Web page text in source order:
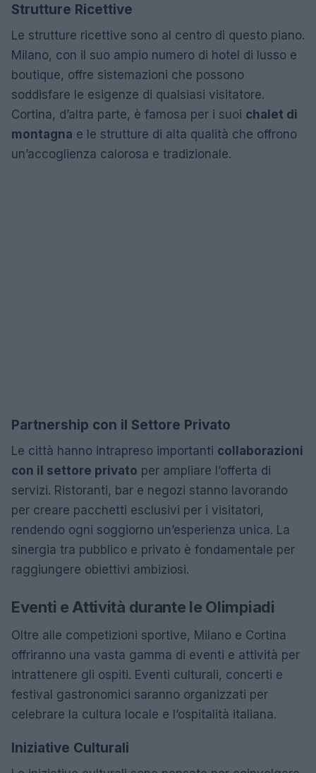
Strutture Ricettive
Le strutture ricettive sono al centro di questo piano.
Milano, con il suo ampio numero di hotel di lusso e
boutique, offre sistemazioni che possono
soddisfare le esigenze di qualsiasi visitatore.
Cortina, d’altra parte, è famosa per i suoi chalet di
montagna e le strutture di alta qualità che offrono
un’accoglienza calorosa e tradizionale.
Partnership con il Settore Privato
Le città hanno intrapreso importanti collaborazioni
con il settore privato per ampliare l’offerta di
servizi. Ristoranti, bar e negozi stanno lavorando
per creare pacchetti esclusivi per i visitatori,
rendendo ogni soggiorno un’esperienza unica. La
sinergia tra pubblico e privato è fondamentale per
raggiungere obiettivi ambiziosi.
Eventi e Attività durante le Olimpiadi
Oltre alle competizioni sportive, Milano e Cortina
offriranno una vasta gamma di eventi e attività per
intrattenere gli ospiti. Eventi culturali, concerti e
festival gastronomici saranno organizzati per
celebrare la cultura locale e l’ospitalità italiana.
Iniziative Culturali